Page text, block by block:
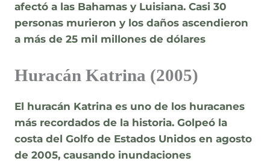
afectó a las Bahamas y Luisiana. Casi 30
personas murieron y los daños ascendieron
a más de 25 mil millones de dólares
Huracán Katrina (2005)
El huracán Katrina es uno de los huracanes
más recordados de la historia. Golpeó la
costa del Golfo de Estados Unidos en agosto
de 2005, causando inundaciones